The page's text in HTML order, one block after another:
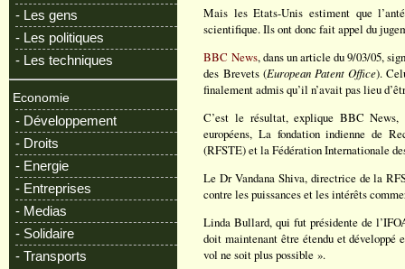
- Les gens
- Les politiques
- Les techniques
Economie
- Développement
- Droits
- Energie
- Entreprises
- Medias
- Solidaire
- Transports
Mais les Etats-Unis estiment que
scientifique. Ils ont donc fait appel du
BBC News, dans un article du 9/03/05,
des Brevets (European Patent Office).
finalement admis qu’il n’avait pas lieu
C’est le résultat, explique BBC News,
européens, La fondation indienne de
(RFSTE) et la Fédération Internationale
Le Dr Vandana Shiva, directrice de la
contre les puissances et les intérêts
Linda Bullard, qui fut présidente de
doit maintenant être étendu et développé
vol ne soit plus possible ».